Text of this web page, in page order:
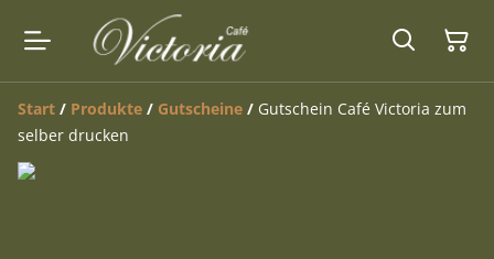
Start / Produkte / Gutscheine / Gutschein Café Victoria zum
selber drucken